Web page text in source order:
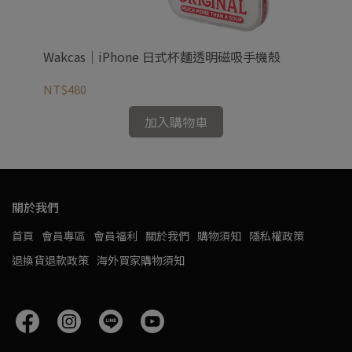
Wakcas｜iPhone 日式杯麵透明磁吸手機殼
NT$480
加入購物車
關於我們
首頁 會員專區 會員福利 關於我們 購物須知 隱私權政策
退換貨退款政策 海外買家購物須知